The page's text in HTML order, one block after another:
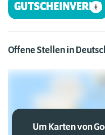
Offene Stellen in
Um Karten von